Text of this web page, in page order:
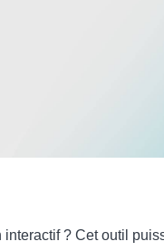
interactif ? Cet outil